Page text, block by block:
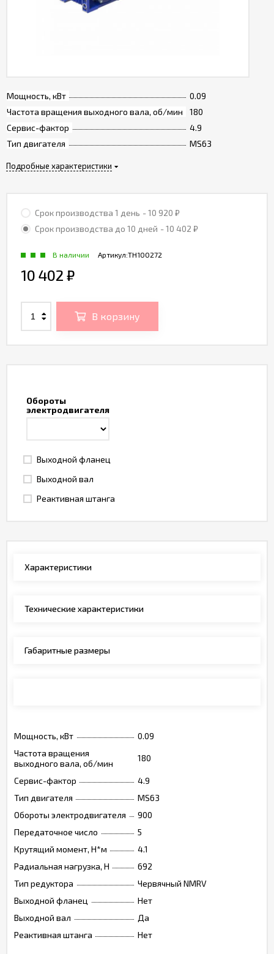
Обороты
электродвигателя
Выходной фланец
Выходной вал
Реактивная штанга
Мощность, кВт
0.09
Частота вращения выходного вала, об/мин
180
Сервис-фактор
4.9
Тип двигателя
MS63
Подробные характеристики
Срок производства 1 день - 10 920 ₽
Срок производства до 10 дней - 10 402 ₽
Артикул:TH100272
В наличии
10 402 ₽
В корзину
Характеристики
Технические характеристики
Габаритные размеры
Мощность, кВт
0.09
Частота вращения
выходного вала, об/мин
180
Сервис-фактор
4.9
Тип двигателя
MS63
Обороты электродвигателя
900
Передаточное число
5
Крутящий момент, Н*м
4.1
Радиальная нагрузка, Н
692
Тип редуктора
Червячный NMRV
Выходной фланец
Нет
Выходной вал
Да
Реактивная штанга
Нет